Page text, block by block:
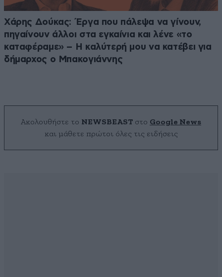
Χάρης Δούκας: Έργα που πάλεψα να γίνουν,
πηγαίνουν άλλοι στα εγκαίνια και λένε «το
καταφέραμε» – Η καλύτερή μου να κατέβει για
δήμαρχος ο Μπακογιάννης
Ακολουθήστε το NEWSBEAST στο Google News
και μάθετε πρώτοι όλες τις ειδήσεις